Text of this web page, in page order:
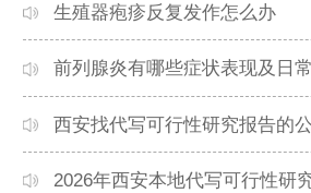
生殖器疱疹反复发作怎么办
前列腺炎有哪些症状表现及日
西安找代写可行性研究报告的
本地高口碑机构排名
2026年西安本地代写可行性研